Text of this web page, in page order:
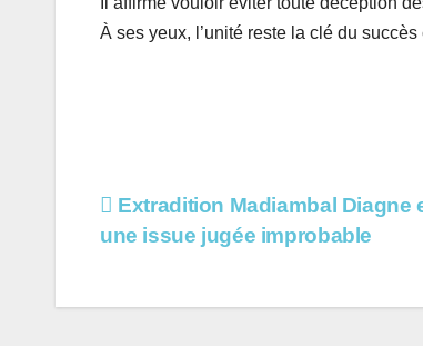
À ses yeux, l’unité reste la clé du succès
Navigation
l’article
Extradition Madiambal Diagne
une issue jugée improbable